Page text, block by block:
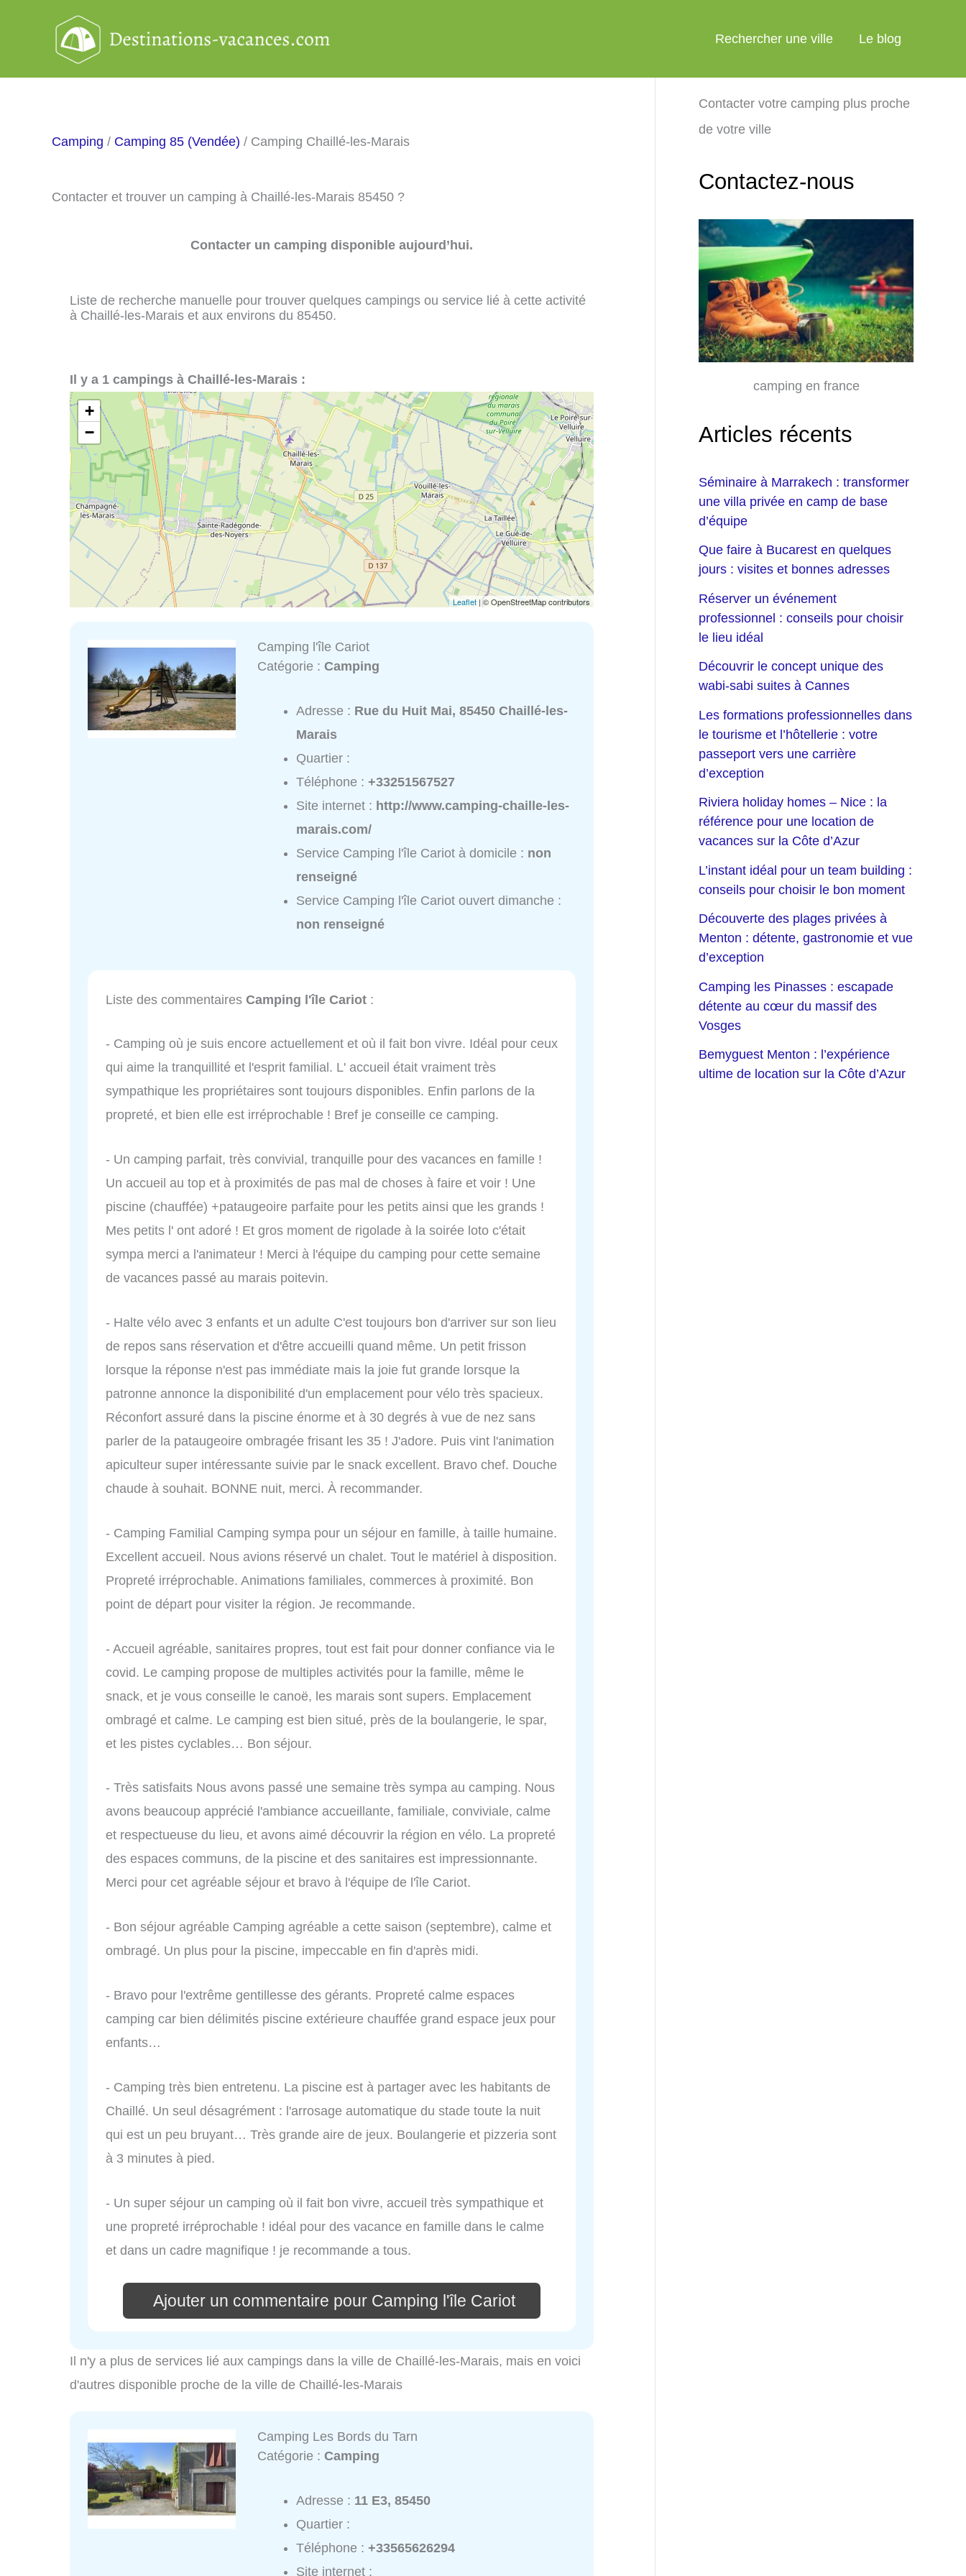
Rechercher une ville Le blog
Camping / Camping 85 (Vendée) / Camping Chaillé-les-Marais
Contacter et trouver un camping à Chaillé-les-Marais 85450 ?
Contacter un camping disponible aujourd’hui.
Liste de recherche manuelle pour trouver quelques campings ou service lié à cette activité
à Chaillé-les-Marais et aux environs du 85450.
Il y a 1 campings à Chaillé-les-Marais :
+
−
Leaflet | © OpenStreetMap contributors
Camping l'île Cariot
Catégorie :Camping
Adresse : Rue du Huit Mai, 85450 Chaillé-les-
Marais
Quartier :
Téléphone :+33251567527
Site internet : http://www.camping-chaille-les-
marais.com/
Service Camping l'île Cariot à domicile : non
renseigné
Service Camping l'île Cariot ouvert dimanche :
non renseigné
Liste des commentaires Camping l'île Cariot :
- Camping où je suis encore actuellement et où il fait bon vivre. Idéal pour ceux
qui aime la tranquillité et l'esprit familial. L' accueil était vraiment très
sympathique les propriétaires sont toujours disponibles. Enfin parlons de la
propreté, et bien elle est irréprochable ! Bref je conseille ce camping.
- Un camping parfait, très convivial, tranquille pour des vacances en famille !
Un accueil au top et à proximités de pas mal de choses à faire et voir ! Une
piscine (chauffée) +pataugeoire parfaite pour les petits ainsi que les grands !
Mes petits l' ont adoré ! Et gros moment de rigolade à la soirée loto c'était
sympa merci a l'animateur ! Merci à l'équipe du camping pour cette semaine
de vacances passé au marais poitevin.
- Halte vélo avec 3 enfants et un adulte C'est toujours bon d'arriver sur son lieu
de repos sans réservation et d'être accueilli quand même. Un petit frisson
lorsque la réponse n'est pas immédiate mais la joie fut grande lorsque la
patronne annonce la disponibilité d'un emplacement pour vélo très spacieux.
Réconfort assuré dans la piscine énorme et à 30 degrés à vue de nez sans
parler de la pataugeoire ombragée frisant les 35 ! J'adore. Puis vint l'animation
apiculteur super intéressante suivie par le snack excellent. Bravo chef. Douche
chaude à souhait. BONNE nuit, merci. À recommander.
- Camping Familial Camping sympa pour un séjour en famille, à taille humaine.
Excellent accueil. Nous avions réservé un chalet. Tout le matériel à disposition.
Propreté irréprochable. Animations familiales, commerces à proximité. Bon
point de départ pour visiter la région. Je recommande.
- Accueil agréable, sanitaires propres, tout est fait pour donner confiance via le
covid. Le camping propose de multiples activités pour la famille, même le
snack, et je vous conseille le canoë, les marais sont supers. Emplacement
ombragé et calme. Le camping est bien situé, près de la boulangerie, le spar,
et les pistes cyclables… Bon séjour.
- Très satisfaits Nous avons passé une semaine très sympa au camping. Nous
avons beaucoup apprécié l'ambiance accueillante, familiale, conviviale, calme
et respectueuse du lieu, et avons aimé découvrir la région en vélo. La propreté
des espaces communs, de la piscine et des sanitaires est impressionnante.
Merci pour cet agréable séjour et bravo à l'équipe de l'île Cariot.
- Bon séjour agréable Camping agréable a cette saison (septembre), calme et
ombragé. Un plus pour la piscine, impeccable en fin d'après midi.
- Bravo pour l'extrême gentillesse des gérants. Propreté calme espaces
camping car bien délimités piscine extérieure chauffée grand espace jeux pour
enfants…
- Camping très bien entretenu. La piscine est à partager avec les habitants de
Chaillé. Un seul désagrément : l'arrosage automatique du stade toute la nuit
qui est un peu bruyant… Très grande aire de jeux. Boulangerie et pizzeria sont
à 3 minutes à pied.
- Un super séjour un camping où il fait bon vivre, accueil très sympathique et
une propreté irréprochable ! idéal pour des vacance en famille dans le calme
et dans un cadre magnifique ! je recommande a tous.
Ajouter un commentaire pour Camping l'île Cariot
Il n'y a plus de services lié aux campings dans la ville de Chaillé-les-Marais, mais en voici
d'autres disponible proche de la ville de Chaillé-les-Marais
Camping Les Bords du Tarn
Catégorie :Camping
Adresse : 11 E3, 85450
Quartier :
Téléphone :+33565626294
Site internet :
Contacter votre camping plus proche
de votre ville
Contactez-nous
camping en france
Articles récents
Séminaire à Marrakech : transformer
une villa privée en camp de base
d’équipe
Que faire à Bucarest en quelques
jours : visites et bonnes adresses
Réserver un événement
professionnel : conseils pour choisir
le lieu idéal
Découvrir le concept unique des
wabi-sabi suites à Cannes
Les formations professionnelles dans
le tourisme et l’hôtellerie : votre
passeport vers une carrière
d’exception
Riviera holiday homes – Nice : la
référence pour une location de
vacances sur la Côte d’Azur
L’instant idéal pour un team building :
conseils pour choisir le bon moment
Découverte des plages privées à
Menton : détente, gastronomie et vue
d’exception
Camping les Pinasses : escapade
détente au cœur du massif des
Vosges
Bemyguest Menton : l’expérience
ultime de location sur la Côte d’Azur